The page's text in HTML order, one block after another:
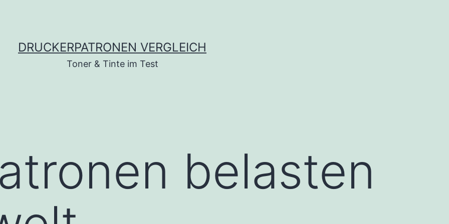
DRUCKERPATRONEN VERGLEICH
Toner & Tinte im Test
belasten